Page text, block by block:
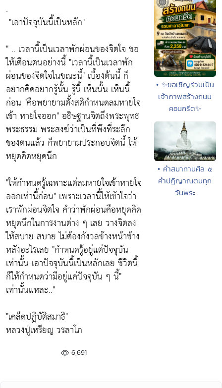
.
"เอาปัจจุบันนี้เป็นหลัก"
" .. เวลานี้เป็นเวลาพักผ่อนของจิตใจ ขอ
ให้เตือนตนอย่างนี้ "เวลานี้เป็นเวลาพัก
ผ่อนของจิตใจในขณะนี้" เบื้องต้นนี้ ก็
อยากคิดอยากรู้นั้น รู้นี้ เห็นนั้น เห็นนี้
ก่อน "คือพยายามตั้งสติกำหนดลมหายใจ
เข้า หายใจออก"อธิษฐานจิตถึงพระพุทธ
พระธรรม พระสงฆ์ว่าเป็นที่พึงที่ระลึก
ของตนแล้ว ก็พยายามประกอบจิตนี้ ให้
หยุดคิดหยุดนึก
"ให้กำหนดรู้เฉพาะแต่ลมหายใจเข้าหายใจ
ออกเท่านี้ก่อน" เพราะเวลานี้ให้เข้าใจว่า
เราพักผ่อนจิตใจ คำว่าพักผ่อนคือหยุดคิด
หยุดนึกในการงานต่าง ๆ เลย วางจิตลง
ให้สบาย สบาย ไม่ต้องกังวลข้างหน้าข้าง
หลังอะไรเลย "กำหนดรู้อยู่แต่ปัจจุบัน
เท่านั้น เอาปัจจุบันนี้เป็นหลักเลย ชีวิตนี้
ก็ให้กำหนดว่ามีอยู่แค่ปัจจุบัน ๆ นี้"
เท่านั้นแหละ.."
"เคล็ดปฏิบัติสมาธิ"
หลวงปู่เหรียญ วรลาโภ
6,691
• ✨ขอเชิญร่วมเป็น
เจ้าภาพสร้างถนน
คอนกรีต✨
• คำสมาทานศีล ๕
คำปฎิญาณตนทุก
วันพระ